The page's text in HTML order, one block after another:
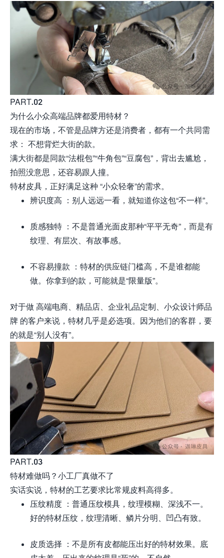
PART.02
为什么小众高端品牌都爱用特材？
现在的市场，不管是品牌方还是消费者，都有一个共同需
求： 不想背烂大街的款。
满大街都是同款“法棍包”“牛角包”“豆腐包”，背出去尴尬，
拍照没意思，还容易跟人撞。
特材皮具，正好满足这种 “小众轻奢”的需求。
辨识度高 ：别人远远一看，就知道你这包“不一样”。
质感独特 ：不是普通光面皮那种“平平无奇”，而是有
纹理、有层次、有故事感。
不容易撞款 ：特材的供应链门槛高，不是谁都能
做。你拿到的款，可能就是“限量版”。
对于做 高端电商、精品店、企业礼品定制、小众设计师品
牌 的客户来说，特材几乎是必选项。因为他们的客群，要
的就是“别人没有”。
PART.03
特材难做吗？小工厂真做不了
实话实说，特材的工艺要求比常规皮料高得多。
压纹精度 ：普通压纹模具，纹理模糊、深浅不一。
好的特材压纹，纹理清晰、鳞片分明、凹凸有致。
皮质选择 ：不是所有皮都能压出好的特材效果。底